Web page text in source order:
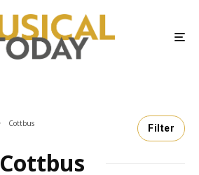
Cottbus Filter
Cottbus